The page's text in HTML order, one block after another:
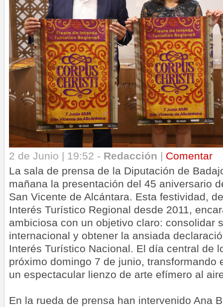
2 de Junio | 19:52 - Redacción | Comentar
La sala de prensa de la Diputación de
mañana la presentación del 45 aniversario
San Vicente de Alcántara. Esta festividad,
Interés Turístico Regional desde 2011,
ambiciosa con un objetivo claro: consolidar
internacional y obtener la ansiada
Interés Turístico Nacional. El día central de
próximo domingo 7 de junio, transformando
un espectacular lienzo de arte efímero al
En la rueda de prensa han intervenido Ana